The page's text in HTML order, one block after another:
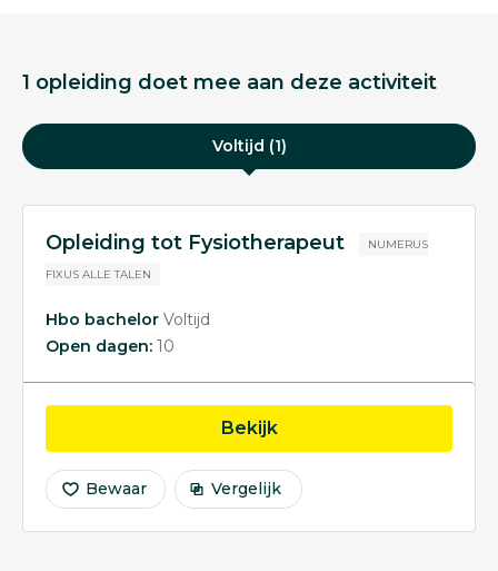
1 opleiding doet mee aan deze activiteit
Voltijd (1)
Opleiding tot Fysiotherapeut NUMERUS
FIXUS ALLE TALEN
Hbo bachelor Voltijd
Open dagen: 10
Bekijkopleiding Opleiding tot
Bewaar Vergelijk